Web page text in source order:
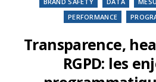
PERFORMANCE
Transparence,
RGPD: les